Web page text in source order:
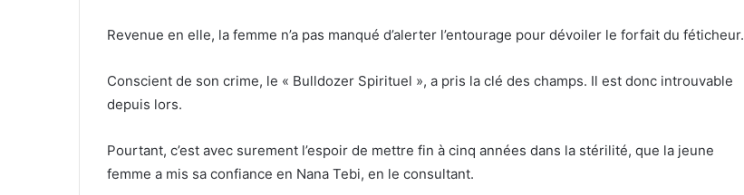
Revenue en elle, la femme n’a pas manqué d’alerter l’entourage pour dévoiler le forfait du féticheur.
Conscient de son crime, le « Bulldozer Spirituel », a pris la clé des champs. Il est donc introuvable
depuis lors.
Pourtant, c’est avec surement l’espoir de mettre fin à cinq années dans la stérilité, que la jeune
femme a mis sa confiance en Nana Tebi, en le consultant.